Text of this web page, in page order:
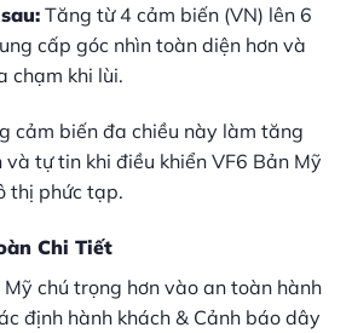
Tăng từ 4 cảm biến (VN) lên 6
cấp góc nhìn toàn diện hơn và
chạm khi lùi.
cảm biến đa chiều này làm tăng
tự tin khi điều khiển VF6 Bản Mỹ
thị phức tạp.
Chi Tiết
chú trọng hơn vào an toàn hành
định hành khách & Cảnh báo dây